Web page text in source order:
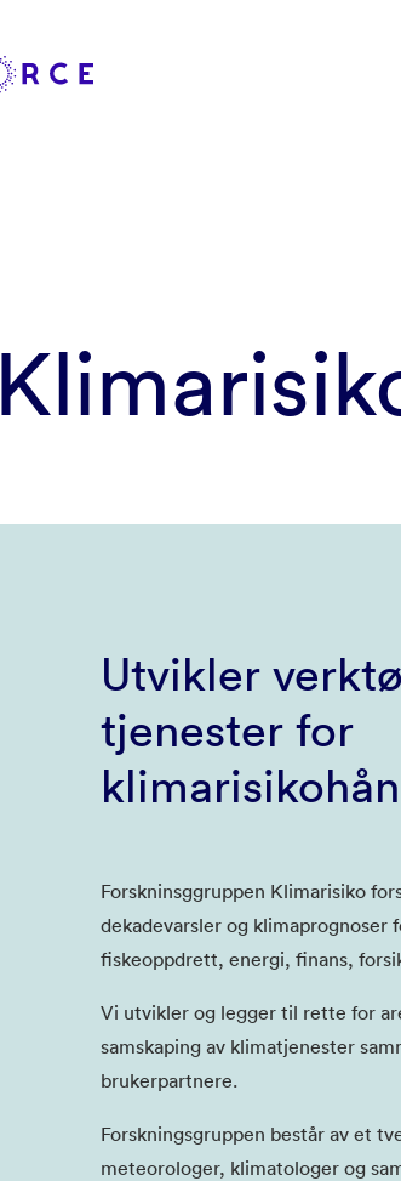
Utvikler
tjenester for
Forskninsggruppen Klimarisiko
dekadevarsler og klimaprognoser
fiskeoppdrett, energi, finans,
Vi utvikler og legger til rette for
samskaping av klimatjenester
brukerpartnere.
Forskningsgruppen består av et
meteorologer, klimatologer og